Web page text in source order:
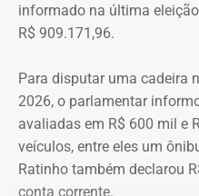
antes.
empresariais que, em
do patrimônio declarado.
registrados como bens e
aproximadamente R$ 1,76
informado na última
R$ 909.171,96.
Para disputar uma cadeira
2026, o parlamentar
avaliadas em R$ 600 mil e
veículos, entre eles um
Ratinho também declarou
conta corrente.